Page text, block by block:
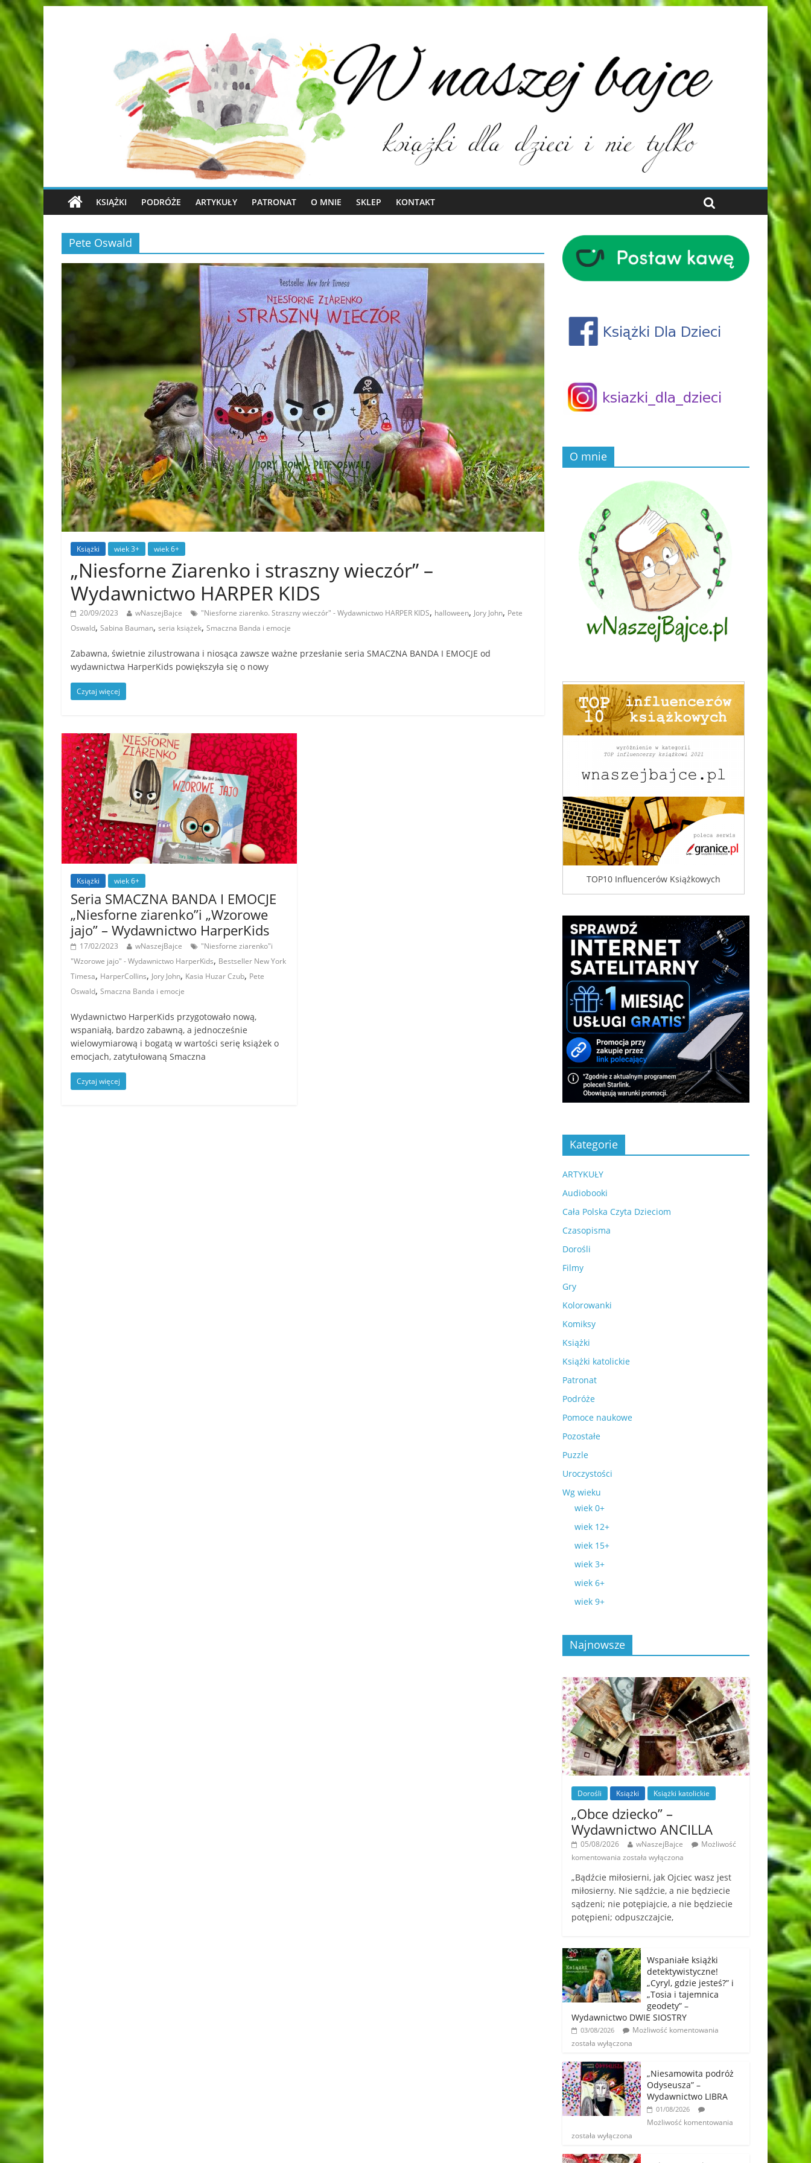
KSIĄŻKI PODRÓŻE ARTYKUŁY PATRONAT O MNIE SKLEP KONTAKT
Pete Oswald
Książki wiek 3+ wiek 6+
„Niesforne Ziarenko i straszny wieczór” –
Wydawnictwo HARPER KIDS
20/09/2023 wNaszejBajce "Niesforne ziarenko. Straszny wieczór" - Wydawnictwo HARPER KIDS, halloween, Jory John, Pete
Oswald, Sabina Bauman, seria książek, Smaczna Banda i emocje
Zabawna, świetnie zilustrowana i niosąca zawsze ważne przesłanie seria SMACZNA BANDA I EMOCJE od
wydawnictwa HarperKids powiększyła się o nowy
Czytaj więcej
Książki wiek 6+
Seria SMACZNA BANDA I EMOCJE
„Niesforne ziarenko”i „Wzorowe
jajo” – Wydawnictwo HarperKids
17/02/2023 wNaszejBajce
"Niesforne ziarenko"i
"Wzorowe jajo" - Wydawnictwo HarperKids, Bestseller New York
Timesa, HarperCollins, Jory John, Kasia Huzar Czub, Pete
Oswald, Smaczna Banda i emocje
Wydawnictwo HarperKids przygotowało nową,
wspaniałą, bardzo zabawną, a jednocześnie
wielowymiarową i bogatą w wartości serię książek o
emocjach, zatytułowaną Smaczna
Czytaj więcej
O mnie
TOP10 Influencerów Książkowych
Kategorie
ARTYKUŁY
Audiobooki
Cała Polska Czyta Dzieciom
Czasopisma
Dorośli
Filmy
Gry
Kolorowanki
Komiksy
Książki
Książki katolickie
Patronat
Podróże
Pomoce naukowe
Pozostałe
Puzzle
Uroczystości
Wg wieku
wiek 0+
wiek 12+
wiek 15+
wiek 3+
wiek 6+
wiek 9+
Najnowsze
Dorośli Książki Książki katolickie
„Obce dziecko” –
Wydawnictwo ANCILLA
05/08/2026 wNaszejBajce
Możliwość
komentowania została wyłączona
„Bądźcie miłosierni, jak Ojciec wasz jest
miłosierny. Nie sądźcie, a nie będziecie
sądzeni; nie potępiajcie, a nie będziecie
potępieni; odpuszczajcie,
Wspaniałe książki
detektywistyczne!
„Cyryl, gdzie jesteś?” i
„Tosia i tajemnica
geodety” –
Wydawnictwo DWIE SIOSTRY
03/08/2026
Możliwość komentowania
została wyłączona
„Niesamowita podróż
Odyseusza” –
Wydawnictwo LIBRA
01/08/2026
Możliwość komentowania
została wyłączona